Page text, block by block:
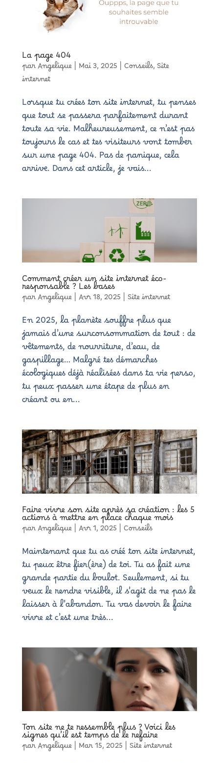
La page 404
parAngelique| Mai 3, 2025 | Conseils, Site
internet
Lorsque tu crées ton site internet, tu penses
que tout se passera parfaitement durant
toute sa vie. Malheureusement, ce n’est pas
toujours le cas et tes visiteurs vont tomber
sur une page 404. Pas de panique, cela
arrive. Dans cet article, je vais...
Comment créer un site internet éco-
responsable ? Les bases
parAngelique| Avr 18, 2025 | Site internet
En 2025, la planète souffre plus que
jamais d’une surconsommation de tout : de
vêtements, de nourriture, d’eau, de
gaspillage… Malgré tes démarches
écologiques déjà réalisées dans ta vie perso,
tu peux passer une étape de plus en
créant ou en...
Faire vivre son site après sa création : les 5
actions à mettre en place chaque mois
parAngelique| Avr 1, 2025 | Conseils
Maintenant que tu as créé ton site internet,
tu peux être fier(ère) de toi. Tu as fait une
grande partie du boulot. Seulement, si tu
veux le rendre visible, il s’agit de ne pas le
laisser à l’abandon. Tu vas devoir le faire
vivre et c’est une très...
Ton site ne te ressemble plus ? Voici les
signes qu’il est temps de le refaire
parAngelique| Mar 15, 2025 | Site internet